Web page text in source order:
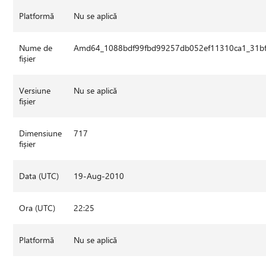
Platformă Nu se aplică
Nume de
fișier
Versiune
fișier
Nu se aplică
Dimensiune
fișier
717
Data (UTC) 19-Aug-2010
Ora (UTC) 22:25
Platformă Nu se aplică